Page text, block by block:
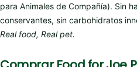
para Animales de Compañía). Sin
conservantes, sin carbohidratos
Real food, Real pet.